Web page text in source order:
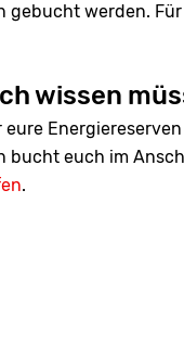
gebucht werden.
wissen
eure
bucht euch im
.